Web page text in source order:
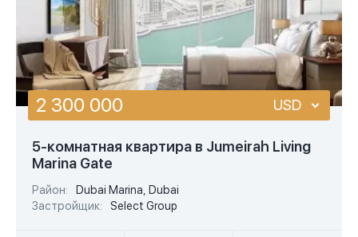
5-комнатная квартира в Jumeirah Living
Marina Gate
Район:
Dubai Marina, Dubai
Застройщик:
Select Group
2 300 000 USD
USD